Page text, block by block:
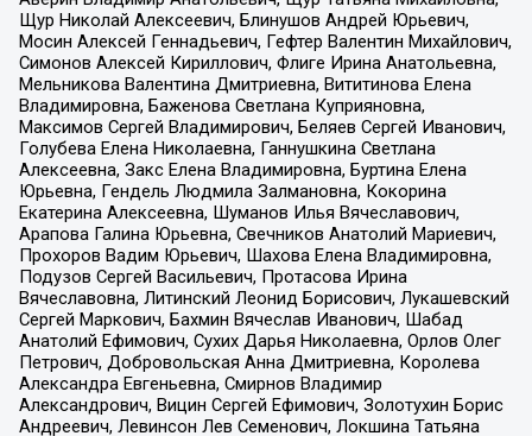
Щур Николай Алексеевич, Блинушов Андрей Юрьевич,
Мосин Алексей Геннадьевич, Гефтер Валентин Михайлович,
Симонов Алексей Кириллович, Флиге Ирина Анатольевна,
Мельникова Валентина Дмитриевна, Вититинова Елена
Владимировна, Баженова Светлана Куприяновна,
Максимов Сергей Владимирович, Беляев Сергей Иванович,
Голубева Елена Николаевна, Ганнушкина Светлана
Алексеевна, Закс Елена Владимировна, Буртина Елена
Юрьевна, Гендель Людмила Залмановна, Кокорина
Екатерина Алексеевна, Шуманов Илья Вячеславович,
Арапова Галина Юрьевна, Свечников Анатолий Мариевич,
Прохоров Вадим Юрьевич, Шахова Елена Владимировна,
Подузов Сергей Васильевич, Протасова Ирина
Вячеславовна, Литинский Леонид Борисович, Лукашевский
Сергей Маркович, Бахмин Вячеслав Иванович, Шабад
Анатолий Ефимович, Сухих Дарья Николаевна, Орлов Олег
Петрович, Добровольская Анна Дмитриевна, Королева
Александра Евгеньевна, Смирнов Владимир
Александрович, Вицин Сергей Ефимович, Золотухин Борис
Андреевич, Левинсон Лев Семенович, Локшина Татьяна